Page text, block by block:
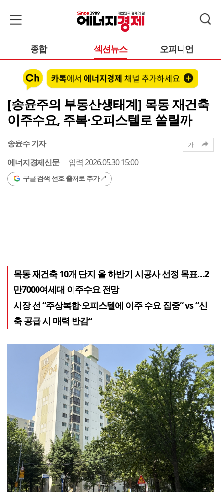
종합 섹션뉴스 오피니언
[송윤주의 부동산생태계] 목동 재건축
이주수요, 주복·오피스텔로 쏠릴까
송윤주 기자
에너지경제신문
입력 2026.05.30 15:00
구글 검색 선호 출처로 추가
가
목동 재건축 10개 단지 올 하반기 시공사 선정 목표…2
만7000여세대 이주수요 전망
시장 선 “주상복합·오피스텔에 이주 수요 집중“ vs ”신
축 공급 시 매력 반감“